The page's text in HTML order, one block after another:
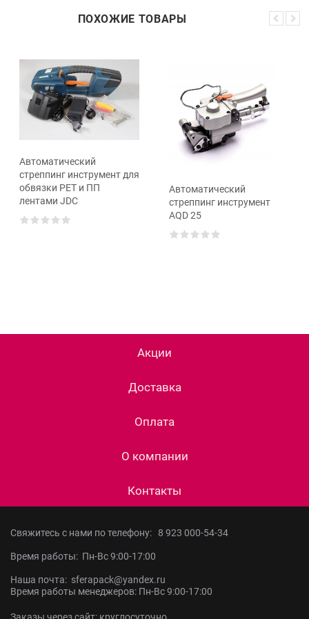
ПОХОЖИЕ ТОВАРЫ
Автоматический
стреппинг инструмент для
обвязки PET и ПП
лентами JDC
Автоматический
стреппинг инструмент
AQD 25
Акции
Доставка
Оплата
О компании
Контакты
Свяжитесь с нами по телефону: 8 923 000-54-34
Время работы: Пн-Вс 9:00-17:00
Наша почта: sferapack@yandex.ru
Время работы менеджеров: Пн-Вс 9:00-17:00